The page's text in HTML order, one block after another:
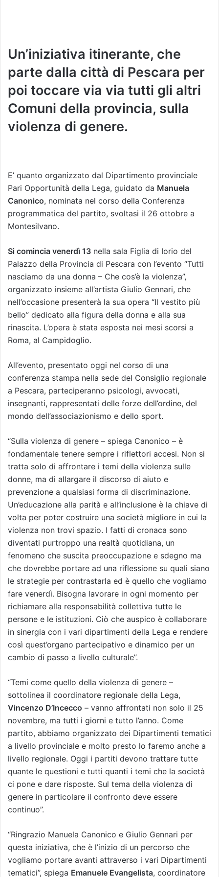
Un’iniziativa itinerante, che
parte dalla città di Pescara per
poi toccare via via tutti gli altri
Comuni della provincia, sulla
violenza di genere.
E’ quanto organizzato dal Dipartimento provinciale
Pari Opportunità della Lega, guidato da Manuela
Canonico, nominata nel corso della Conferenza
programmatica del partito, svoltasi il 26 ottobre a
Montesilvano.
Si comincia venerdì 13 nella sala Figlia di Iorio del
Palazzo della Provincia di Pescara con l’evento “Tutti
nasciamo da una donna – Che cos’è la violenza”,
organizzato insieme all’artista Giulio Gennari, che
nell’occasione presenterà la sua opera “Il vestito più
bello” dedicato alla figura della donna e alla sua
rinascita. L’opera è stata esposta nei mesi scorsi a
Roma, al Campidoglio.
All’evento, presentato oggi nel corso di una
conferenza stampa nella sede del Consiglio regionale
a Pescara, parteciperanno psicologi, avvocati,
insegnanti, rappresentati delle forze dell’ordine, del
mondo dell’associazionismo e dello sport.
“Sulla violenza di genere – spiega Canonico – è
fondamentale tenere sempre i riflettori accesi. Non si
tratta solo di affrontare i temi della violenza sulle
donne, ma di allargare il discorso di aiuto e
prevenzione a qualsiasi forma di discriminazione.
Un’educazione alla parità e all’inclusione è la chiave di
volta per poter costruire una società migliore in cui la
violenza non trovi spazio. I fatti di cronaca sono
diventati purtroppo una realtà quotidiana, un
fenomeno che suscita preoccupazione e sdegno ma
che dovrebbe portare ad una riflessione su quali siano
le strategie per contrastarla ed è quello che vogliamo
fare venerdì. Bisogna lavorare in ogni momento per
richiamare alla responsabilità collettiva tutte le
persone e le istituzioni. Ciò che auspico è collaborare
in sinergia con i vari dipartimenti della Lega e rendere
così quest’organo partecipativo e dinamico per un
cambio di passo a livello culturale”.
“Temi come quello della violenza di genere –
sottolinea il coordinatore regionale della Lega,
Vincenzo D’Incecco – vanno affrontati non solo il 25
novembre, ma tutti i giorni e tutto l’anno. Come
partito, abbiamo organizzato dei Dipartimenti tematici
a livello provinciale e molto presto lo faremo anche a
livello regionale. Oggi i partiti devono trattare tutte
quante le questioni e tutti quanti i temi che la società
ci pone e dare risposte. Sul tema della violenza di
genere in particolare il confronto deve essere
continuo”.
“Ringrazio Manuela Canonico e Giulio Gennari per
questa iniziativa, che è l’inizio di un percorso che
vogliamo portare avanti attraverso i vari Dipartimenti
tematici”, spiega Emanuele Evangelista, coordinatore